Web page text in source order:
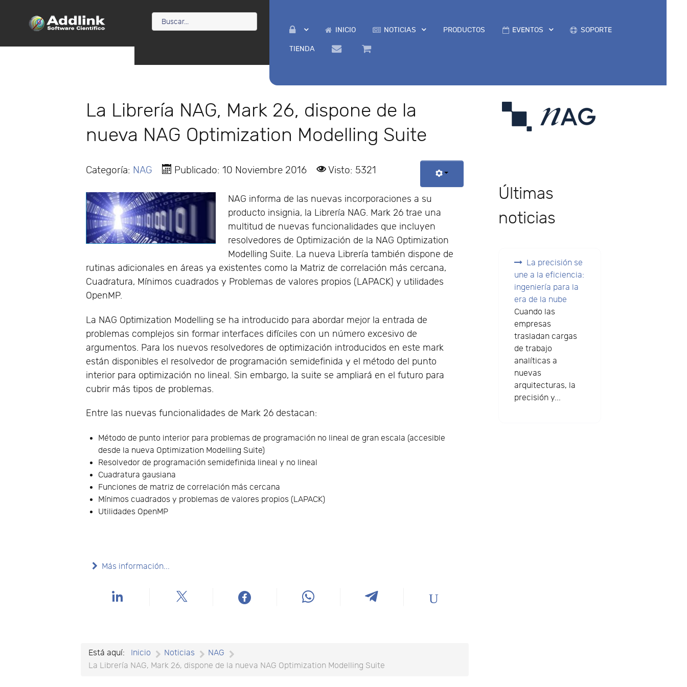
INICIO NOTICIAS PRODUCTOS EVENTOS SOPORTE
TIENDA
La Librería NAG, Mark 26, dispone de la
nueva NAG Optimization Modelling Suite
Categoría: NAG Publicado: 10 Noviembre 2016 Visto: 5321
NAG informa de las nuevas incorporaciones a su
producto insignia, la Librería NAG. Mark 26 trae una
multitud de nuevas funcionalidades que incluyen
resolvedores de Optimización de la NAG Optimization
Modelling Suite. La nueva Librería también dispone de
rutinas adicionales en áreas ya existentes como la Matriz de correlación más cercana,
Cuadratura, Mínimos cuadrados y Problemas de valores propios (LAPACK) y utilidades
OpenMP.
La NAG Optimization Modelling se ha introducido para abordar mejor la entrada de
problemas complejos sin formar interfaces difíciles con un número excesivo de
argumentos. Para los nuevos resolvedores de optimización introducidos en este mark
están disponibles el resolvedor de programación semidefinida y el método del punto
interior para optimización no lineal. Sin embargo, la suite se ampliará en el futuro para
cubrir más tipos de problemas.
Entre las nuevas funcionalidades de Mark 26 destacan:
Método de punto interior para problemas de programación no lineal de gran escala (accesible
desde la nueva Optimization Modelling Suite)
Resolvedor de programación semidefinida lineal y no lineal
Cuadratura gausiana
Funciones de matriz de correlación más cercana
Mínimos cuadrados y problemas de valores propios (LAPACK)
Utilidades OpenMP
Más información...
Está aquí: Inicio Noticias
NAG
La Librería NAG, Mark 26, dispone de la nueva NAG Optimization Modelling Suite
Últimas
noticias
La precisión se
une a la eficiencia:
ingeniería para la
era de la nube
Cuando las
empresas
trasladan cargas
de trabajo
analíticas a
nuevas
arquitecturas, la
precisión y...